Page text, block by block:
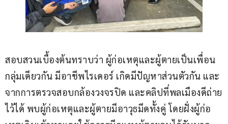
สอบสวนเบื้องต้นทราบว่า ผู้ก่อเหตุและผู้ตายเป็นเพื่อน
กลุ่มเดียวกัน มีอาชีพไรเดอร์ เกิดมีปัญหาส่วนตัวกัน และ
จากการตรวจสอบกล้องวงจรปิด และคลิปที่พลเมืองดีถ่าย
ไว้ได้ พบผู้ก่อเหตุและผู้ตายมีอาวุธมีดทั้งคู่ โดยฝั่งผู้ก่อ